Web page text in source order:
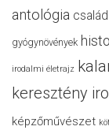
antológia
gyógynövények
irodalmi életrajz
keresztény
képzőművészet